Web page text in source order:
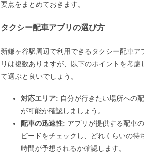
要点をまとめておきます。
タクシー配車アプリの選び方
新鎌ヶ谷駅周辺で利用できるタクシー配車ア
リは複数ありますが、以下のポイントを考慮
て選ぶと良いでしょう。
対応エリア: 自分が行きたい場所への
が可能か確認しましょう。
配車の迅速性: アプリが提供する配車
ピードをチェックし、どれくらいの待
時間が予想されるか確認します。